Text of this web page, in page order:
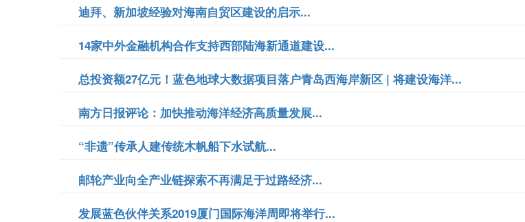
迪拜、新加坡经验对海南自贸区建设的启示...
14家中外金融机构合作支持西部陆海新通道建设...
总投资额27亿元！蓝色地球大数据项目落户青岛西海岸新区 | 将建设海洋...
南方日报评论：加快推动海洋经济高质量发展...
“非遗”传承人建传统木帆船下水试航...
邮轮产业向全产业链探索不再满足于过路经济...
发展蓝色伙伴关系2019厦门国际海洋周即将举行...